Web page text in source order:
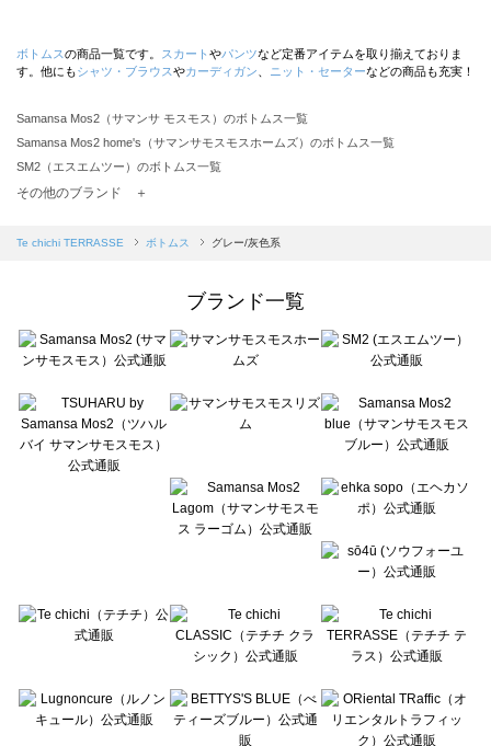
ボトムスの商品一覧です。 スカート やパンツなど定番アイテムを取り揃えておりま
す。他にもシャツ・ブラウスやカーディガン ニット・セーターなどの商品も充実！
Samansa Mos2（サマンサ モスモス）のボトムス一覧
Samansa Mos2 home's（サマンサモスモスホームズ）のボトムス一覧
SM2（エスエムツー）のボトムス一覧
TSUHARU by Samansa Mos2（ツハルバイサマンサモスモス）のボトムス一覧
Samansa Mos2 blue（サマンサモスモス ブルー）のボトムス一覧
sō4ū（ソウフォーユー）のボトムス一覧
Te chichi（テチチ）のボトムス一覧
Te chichi CLASSIC（テチチ クラシック）のボトムス一覧
Lugnoncure（ルノンキュール）のボトムス一覧
BETTY'S BLUE（べティーズブルー）のボトムス一覧
Wpc.（ワールドパーティー）のボトムス一覧
その他のブランド ＋
Te chichi TERRASSE ボトムス グレー/灰色系
ブランド一覧